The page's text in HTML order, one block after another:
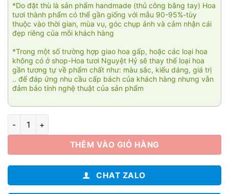
*Do đặt thù là sản phẩm handmade (thủ công bằng tay) Hoa
tươi thành phẩm có thể gần giống với mẫu 90-95%-tùy
thuộc vào thời gian, mùa vụ, góc chụp ảnh và cảm nhận cái
đẹp riêng của mỗi khách hàng
*Trong một số trường hợp giao hoa gấp, hoặc các loại hoa
không có ở shop-Hoa tươi Nguyệt Hỷ sẽ thay thế loại hoa
gần tương tự về phẩm chất như: màu sắc, kiểu dáng, giá trị
.. để đáp ứng nhu cầu cấp bách của khách hàng nhưng vẫn
đảm bảo tính nghệ thuật của sản phẩm
Miền cát trắng 002 số lượng
THÊM VÀO GIỎ HÀNG
CHAT ZALO